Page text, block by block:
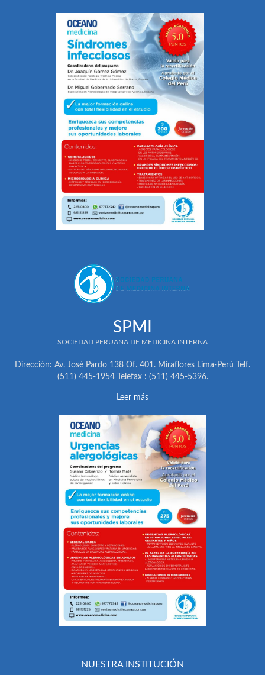
SPMI
SOCIEDAD PERUANA DE MEDICINA INTERNA
Dirección: Av. José Pardo 138 Of. 401. Miraflores Lima-Perú Telf.
(511) 445-1954 Telefax : (511) 445-5396.
Leer más
NUESTRA INSTITUCIÓN